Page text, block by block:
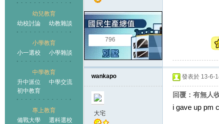
幼兒教育
幼校討論
幼教雜談
小學教育
小一選校
小學雜談
中學教育
升中派位
中學交流
初中教育
專上教育
備戰大學
選科選校
王國
796
wankapo
大宅
發表於 13-6-
回覆：有無人
i gave up pm